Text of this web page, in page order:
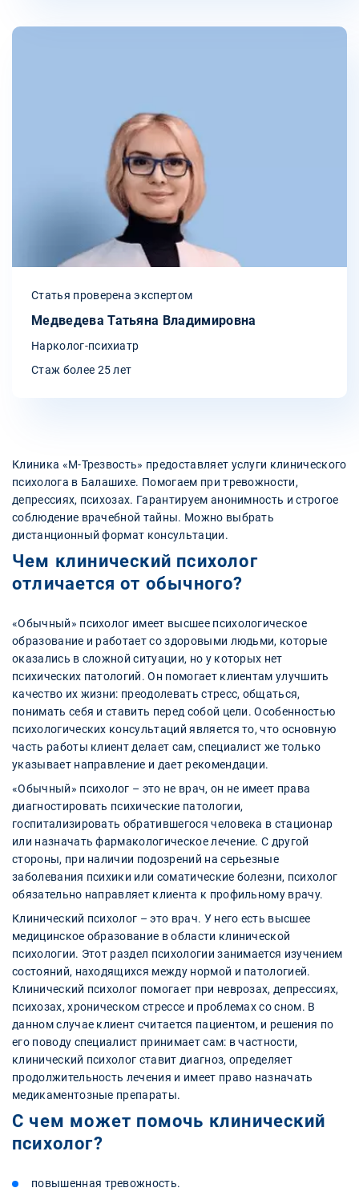
Статья проверена экспертом
Медведева Татьяна Владимировна
Нарколог-психиатр
Стаж более 25 лет
Клиника «М-Трезвость» предоставляет услуги клинического
психолога в Балашихе. Помогаем при тревожности,
депрессиях, психозах. Гарантируем анонимность и строгое
соблюдение врачебной тайны. Можно выбрать
дистанционный формат консультации.
Чем клинический психолог
отличается от обычного?
«Обычный» психолог имеет высшее психологическое
образование и работает со здоровыми людьми, которые
оказались в сложной ситуации, но у которых нет
психических патологий. Он помогает клиентам улучшить
качество их жизни: преодолевать стресс, общаться,
понимать себя и ставить перед собой цели. Особенностью
психологических консультаций является то, что основную
часть работы клиент делает сам, специалист же только
указывает направление и дает рекомендации.
«Обычный» психолог – это не врач, он не имеет права
диагностировать психические патологии,
госпитализировать обратившегося человека в стационар
или назначать фармакологическое лечение. С другой
стороны, при наличии подозрений на серьезные
заболевания психики или соматические болезни, психолог
обязательно направляет клиента к профильному врачу.
Клинический психолог – это врач. У него есть высшее
медицинское образование в области клинической
психологии. Этот раздел психологии занимается изучением
состояний, находящихся между нормой и патологией.
Клинический психолог помогает при неврозах, депрессиях,
психозах, хроническом стрессе и проблемах со сном. В
данном случае клиент считается пациентом, и решения по
его поводу специалист принимает сам: в частности,
клинический психолог ставит диагноз, определяет
продолжительность лечения и имеет право назначать
медикаментозные препараты.
С чем может помочь клинический
психолог?
повышенная тревожность.